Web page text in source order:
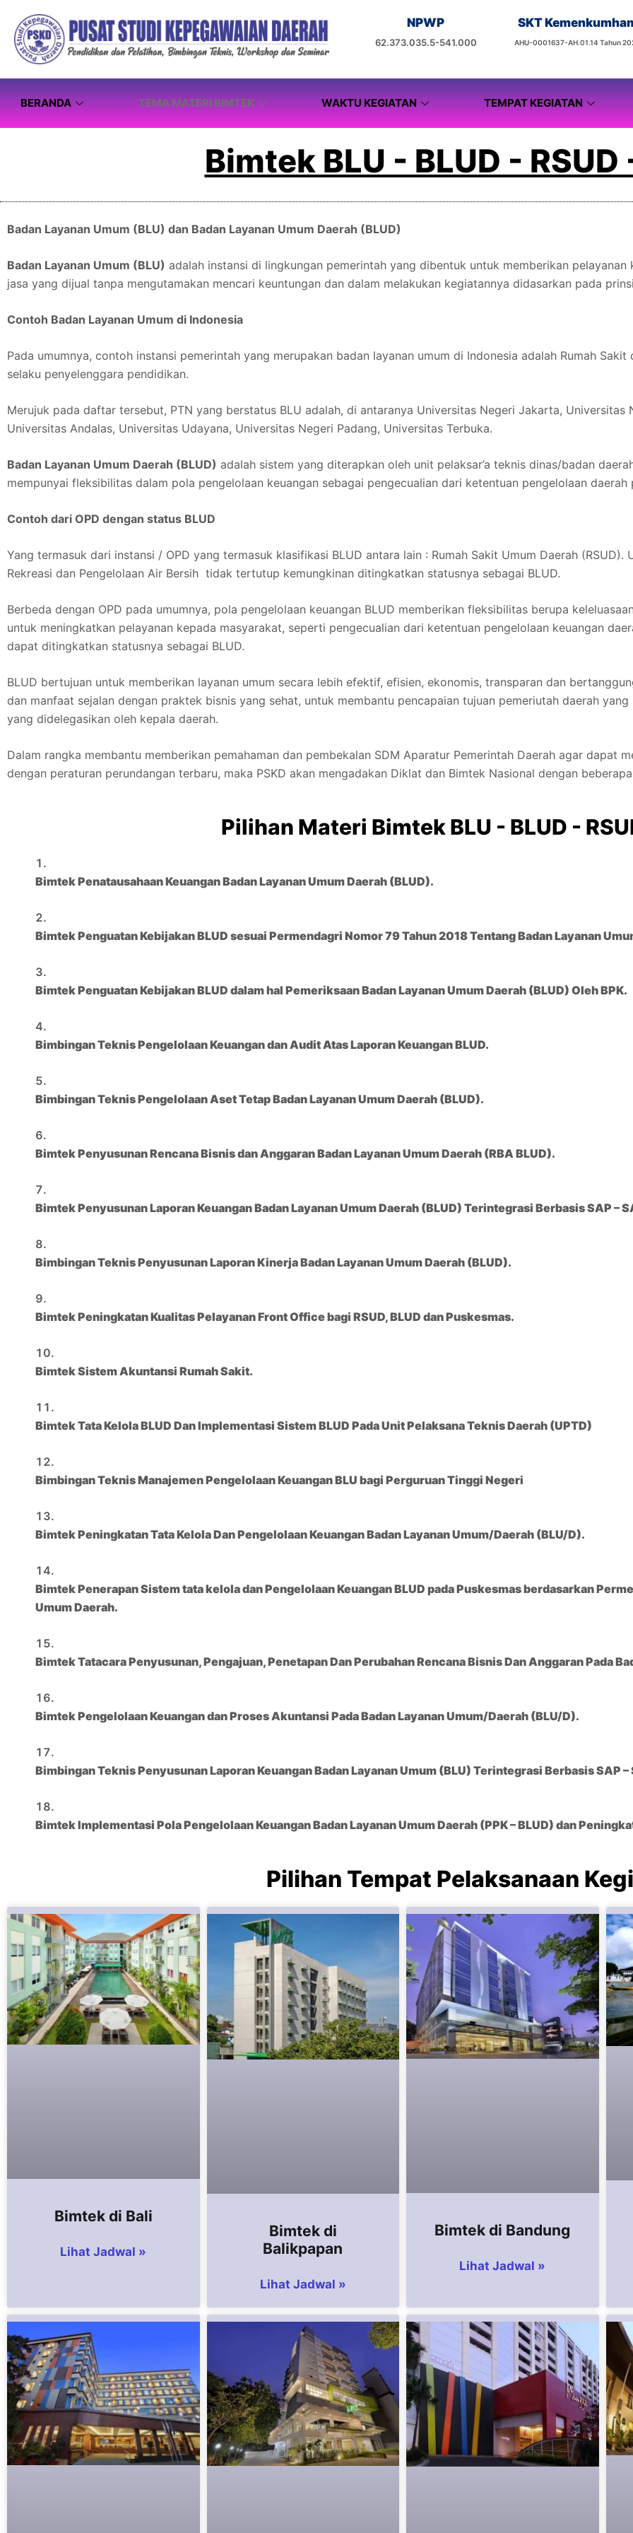
NPWP
62.373.035.5-541.000
SKT
AHU-0001637-AH.01.14 Tahun
BERANDA TEMA MATERI BIMTEK WAKTU KEGIATAN TEMPAT KEGIATAN
Bimtek BLU - BLUD - RSUD
Badan Layanan Umum (BLU) dan Badan Layanan Umum Daerah (BLUD)
Badan Layanan Umum (BLU) adalah instansi di lingkungan pemerintah yang dibentuk untuk memberikan
jasa yang dijual tanpa mengutamakan mencari keuntungan dan dalam melakukan kegiatannya didasarkan pada
Contoh Badan Layanan Umum di Indonesia
Pada umumnya, contoh instansi pemerintah yang merupakan badan layanan umum di Indonesia adalah Rumah
selaku penyelenggara pendidikan.
Merujuk pada daftar tersebut, PTN yang berstatus BLU adalah, di antaranya Universitas Negeri Jakarta, Universitas
Universitas Andalas, Universitas Udayana, Universitas Negeri Padang, Universitas Terbuka.
Badan Layanan Umum Daerah (BLUD) adalah sistem yang diterapkan oleh unit pelaksar’a teknis dinas/badan
mempunyai fleksibilitas dalam pola pengelolaan keuangan sebagai pengecualian dari ketentuan pengelolaan daerah
Contoh dari OPD dengan status BLUD
Yang termasuk dari instansi / OPD yang termasuk klasifikasi BLUD antara lain : Rumah Sakit Umum Daerah (RSUD).
Rekreasi dan Pengelolaan Air Bersih tidak tertutup kemungkinan ditingkatkan statusnya sebagai BLUD.
Berbeda dengan OPD pada umumnya, pola pengelolaan keuangan BLUD memberikan fleksibilitas berupa
untuk meningkatkan pelayanan kepada masyarakat, seperti pengecualian dari ketentuan pengelolaan keuangan
dapat ditingkatkan statusnya sebagai BLUD.
BLUD bertujuan untuk memberikan layanan umum secara lebih efektif, efisien, ekonomis, transparan dan
dan manfaat sejalan dengan praktek bisnis yang sehat, untuk membantu pencapaian tujuan pemeriutah daerah
yang didelegasikan oleh kepala daerah.
Dalam rangka membantu memberikan pemahaman dan pembekalan SDM Aparatur Pemerintah Daerah agar dapat
dengan peraturan perundangan terbaru, maka PSKD akan mengadakan Diklat dan Bimtek Nasional dengan
Pilihan Materi Bimtek BLU - BLUD -
Bimtek Penatausahaan Keuangan Badan Layanan Umum Daerah (BLUD).
Bimtek Penguatan Kebijakan BLUD sesuai Permendagri Nomor 79 Tahun 2018 Tentang Badan Layanan
Bimtek Penguatan Kebijakan BLUD dalam hal Pemeriksaan Badan Layanan Umum Daerah (BLUD) Oleh BPK.
Bimbingan Teknis Pengelolaan Keuangan dan Audit Atas Laporan Keuangan BLUD.
Bimbingan Teknis Pengelolaan Aset Tetap Badan Layanan Umum Daerah (BLUD).
Bimtek Penyusunan Rencana Bisnis dan Anggaran Badan Layanan Umum Daerah (RBA BLUD).
Bimtek Penyusunan Laporan Keuangan Badan Layanan Umum Daerah (BLUD) Terintegrasi Berbasis SAP –
Bimbingan Teknis Penyusunan Laporan Kinerja Badan Layanan Umum Daerah (BLUD).
Bimtek Peningkatan Kualitas Pelayanan Front Office bagi RSUD, BLUD dan Puskesmas.
Bimtek Sistem Akuntansi Rumah Sakit.
Bimtek Tata Kelola BLUD Dan Implementasi Sistem BLUD Pada Unit Pelaksana Teknis Daerah (UPTD)
Bimbingan Teknis Manajemen Pengelolaan Keuangan BLU bagi Perguruan Tinggi Negeri
Bimtek Peningkatan Tata Kelola Dan Pengelolaan Keuangan Badan Layanan Umum/Daerah (BLU/D).
Bimtek Penerapan Sistem tata kelola dan Pengelolaan Keuangan BLUD pada Puskesmas berdasarkan
Umum Daerah.
Bimtek Tatacara Penyusunan, Pengajuan, Penetapan Dan Perubahan Rencana Bisnis Dan Anggaran Pada
Bimtek Pengelolaan Keuangan dan Proses Akuntansi Pada Badan Layanan Umum/Daerah (BLU/D).
Bimbingan Teknis Penyusunan Laporan Keuangan Badan Layanan Umum (BLU) Terintegrasi Berbasis SAP –
Bimtek Implementasi Pola Pengelolaan Keuangan Badan Layanan Umum Daerah (PPK – BLUD) dan
Pilihan Tempat Pelaksanaan
Bimtek di Bali
Lihat Jadwal »
Bimtek di
Balikpapan
Lihat Jadwal »
Bimtek di Bandung
Lihat Jadwal »